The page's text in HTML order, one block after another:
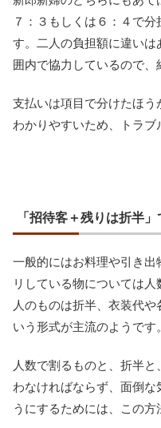
７：３もしくは６：４で
す。二人の負担額に違い
囲内で協力しているので、
支払いは項目で分けたほう
わかりやすいため、トラブ
「招待客＋残りは折半
一般的にはお料理や引き
リしている物については
人のものは折半、衣装代
いう形式が主流のようです。
人数で割るものと、折半
わなければならず、面倒
うにするためには、この方